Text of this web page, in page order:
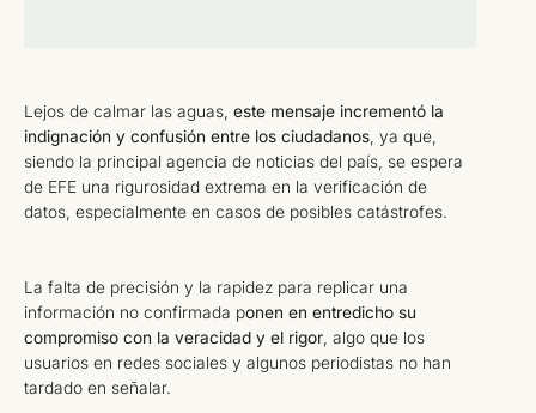
Lejos de calmar las aguas, este mensaje incrementó la
indignación y confusión entre los ciudadanos , ya que,
siendo la principal agencia de noticias del país, se espera
de EFE una rigurosidad extrema en la verificación de
datos, especialmente en casos de posibles catástrofes.
La falta de precisión y la rapidez para replicar una
información no confirmada ponen en entredicho su
compromiso con la veracidad y el rigor , algo que los
usuarios en redes sociales y algunos periodistas no han
tardado en señalar.